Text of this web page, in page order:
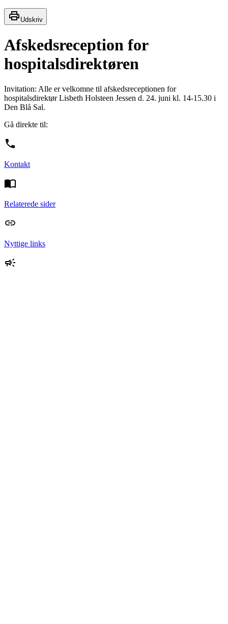
Udskriv
Afskedsreception for
hospitalsdirektøren
Invitation: Alle er velkomne til afskedsreceptionen for
hospitalsdirektør Lisbeth Holsteen Jessen d. 24. juni kl. 14-15.30 i
Den Blå Sal.
Gå direkte til:
Kontakt
Relaterede sider
Nyttige links